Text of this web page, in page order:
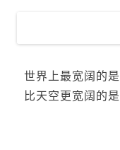
世界上最宽阔的
比天空更宽阔的